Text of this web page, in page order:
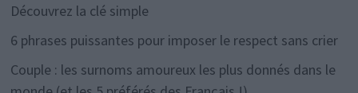
Découvrez la clé simple
6 phrases puissantes pour imposer le respect sans crier
Couple : les surnoms amoureux les plus donnés dans le